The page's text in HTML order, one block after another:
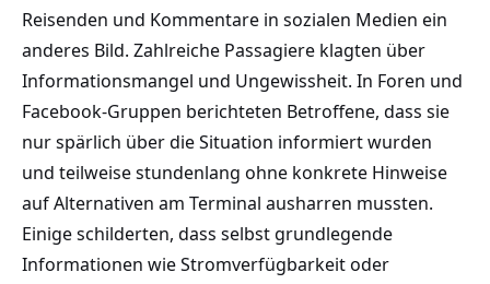
Reisenden und Kommentare in sozialen Medien ein
anderes Bild. Zahlreiche Passagiere klagten über
Informationsmangel und Ungewissheit. In Foren und
Facebook-Gruppen berichteten Betroffene, dass sie
nur spärlich über die Situation informiert wurden
und teilweise stundenlang ohne konkrete Hinweise
auf Alternativen am Terminal ausharren mussten.
Einige schilderten, dass selbst grundlegende
Informationen wie Stromverfügbarkeit oder